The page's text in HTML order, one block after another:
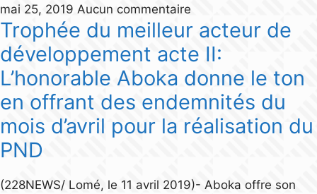
mai 25, 2019 Aucun commentaire
Trophée du meilleur acteur de
développement acte II:
L’honorable Aboka donne le ton
en offrant des endemnités du
mois d’avril pour la réalisation du
PND
(228NEWS/ Lomé, le 11 avril 2019)- Aboka offre son